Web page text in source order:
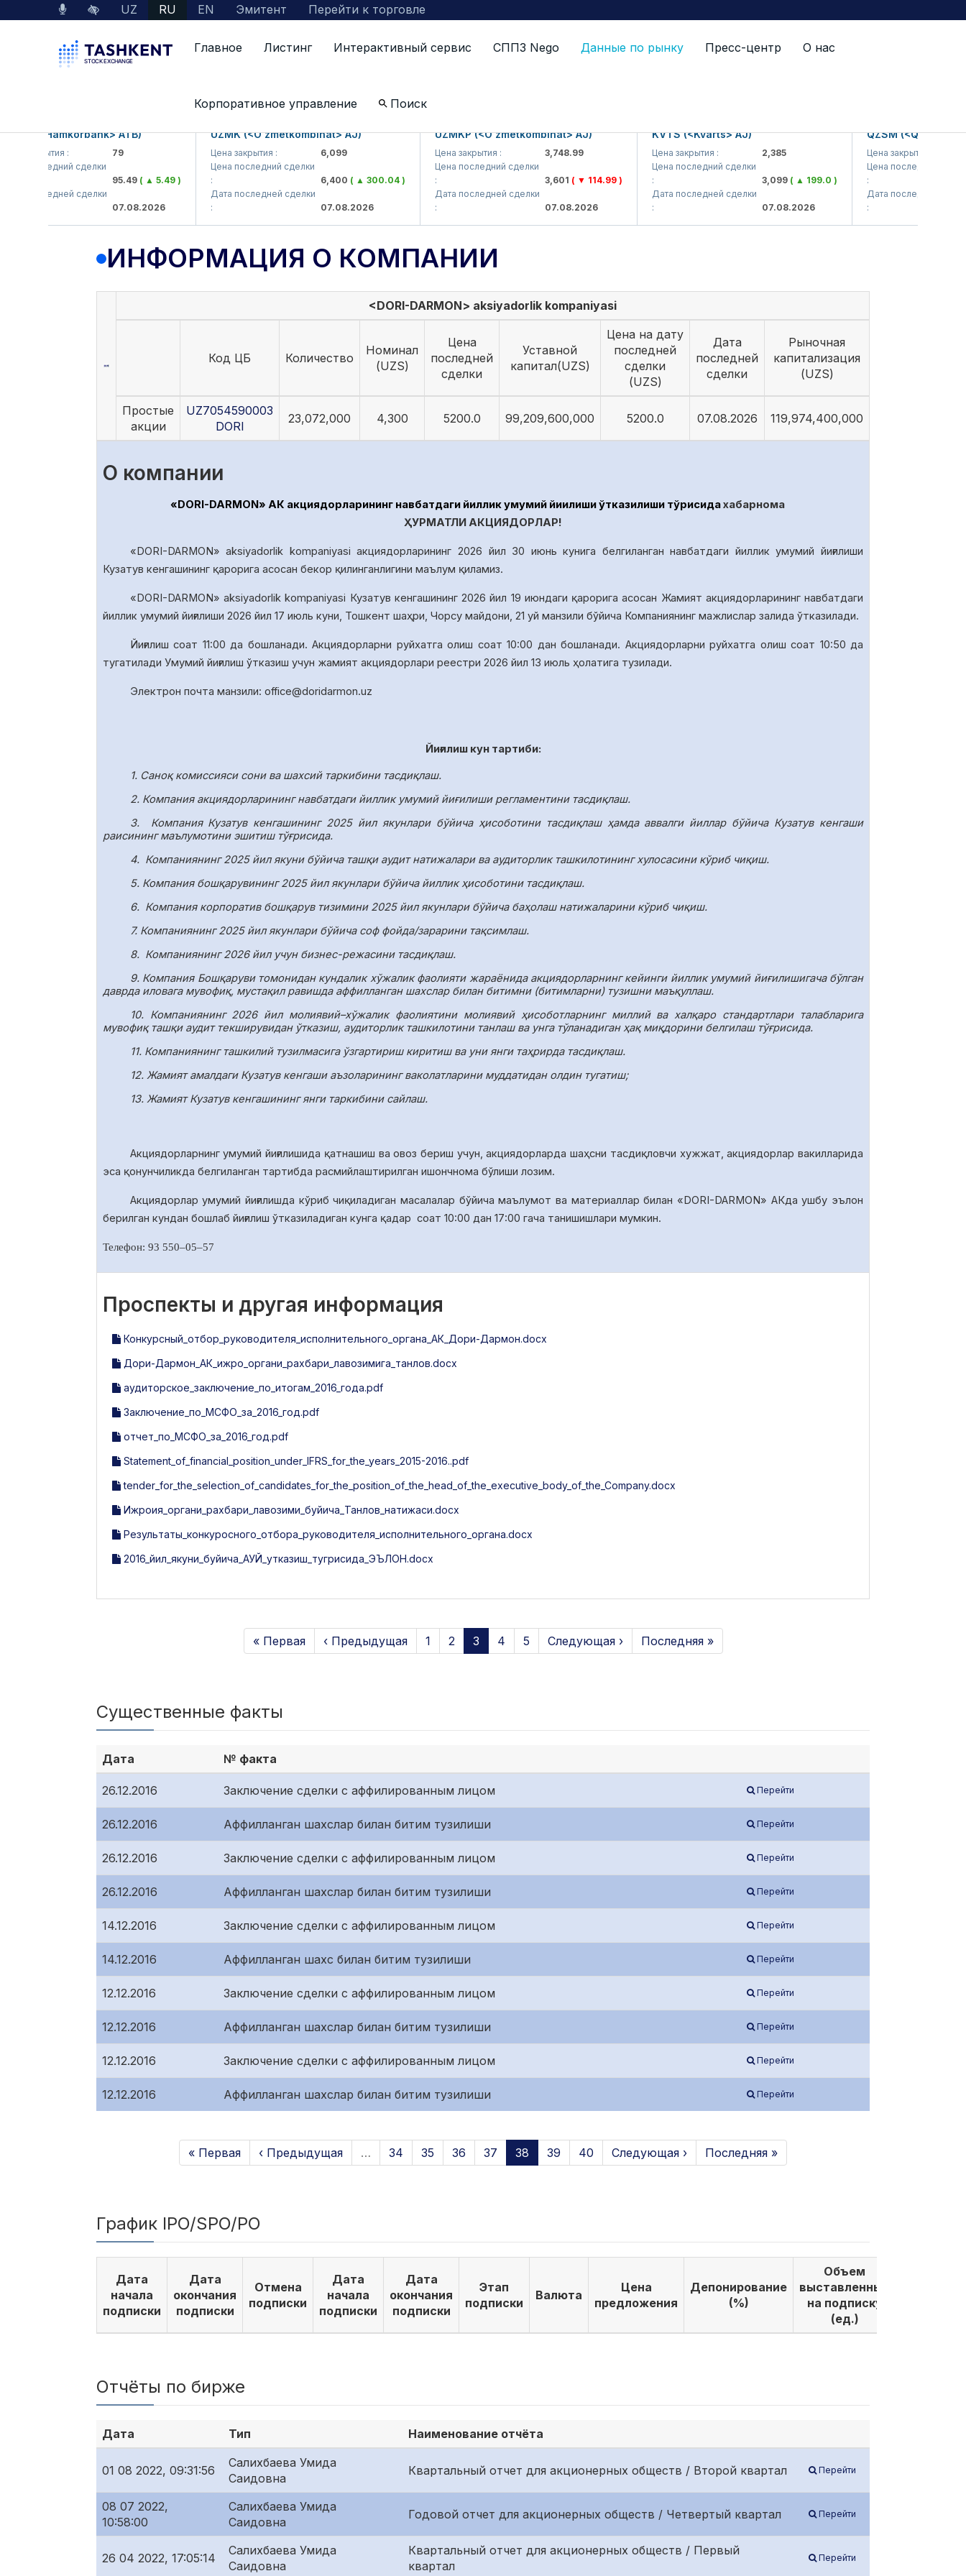
UZ RU EN Эмитент Перейти к торговле
Главное Листинг Интерактивный сервис СППЗ Nego Данные по рынку Пресс-центр О нас
Корпоративное управление Поиск
Информация о компании
(<Hamkorbank> ATB)
закрытия :
последний сделки
95.49( ▲ 5.49 )
последней сделки
07.08.2026
UZMK (<O'zmetkombinat> AJ)
Цена закрытия :
6,099
Цена последний сделки
6,400( ▲ 300.04 )
Дата последней сделки
07.08.2026
UZMKP (<O'zmetkombinat> AJ)
Цена закрытия :
3,748.99
Цена последний сделки
3,601( ▼ 114.99 )
Дата последней сделки
07.08.2026
KVTS (<Kvarts> AJ)
Цена закрытия :
2,385
Цена последний сделки
3,099( ▲ 199.0 )
Дата последней сделки
07.08.2026
QZSM
Цена закрытия :
Цена последний сделки
Дата последней сделки
ИНФОРМАЦИЯ О КОМПАНИИ
<DORI-DARMON> aksiyadorlik kompaniyasi
Код ЦБ Количество
Номинал
(UZS)
Цена
последней
сделки
Уставной
капитал(UZS)
Цена на дату
последней
сделки
(UZS)
Дата
последней
сделки
Рыночная
капитализация
(UZS)
Простые
акции
UZ7054590003
DORI
23,072,000 4,300 5200.0 99,209,600,000 5200.0 07.08.2026 119,974,400,000
О компании
«DORI-DARMON» АК акциядорларининг навбатдаги йиллик умумий йиғилиши ўтказилиши тўғрисидахабарнома
ҲУРМАТЛИ АКЦИЯДОРЛАР!
«DORI-DARMON» aksiyadorlik kompaniyasi акциядорларининг 2026 йил 30 июнь кунига белгиланган навбатдаги йиллик умумий йиғилиши
Кузатув кенгашининг қарорига асосан бекор қилинганлигини маълум қиламиз.
«DORI-DARMON» aksiyadorlik kompaniyasi Кузатув кенгашининг 2026 йил 19 июндаги қарорига асосан Жамият акциядорларининг навбатдаги
йиллик умумий йиғилиши 2026 йил 17 июль куни, Тошкент шаҳри, Чорсу майдони, 21 уй манзили бўйича Компаниянинг мажлислар залида ўтказилади.
Йиғилиш соат 11:00 да бошланади. Акциядорларни руйхатга олиш соат10:00 дан бошланади. Акциядорларни руйхатга олиш соат 10:50да
тугатилади Умумий йиғилиш ўтказиш учун жамият акциядорлари реестри 2026 йил 13 июль ҳолатига тузилади.
Электрон почта манзили: office@doridarmon.uz
Йиғилиш кун тартиби:
1. Саноқ комиссияси сони ва шахсий таркибини тасдиқлаш.
2. Компания акциядорларининг навбатдаги йиллик умумий йиғилиши регламентини тасдиқлаш.
3.
Компания Кузатув кенгашининг 2025 йил якунлари бўйича ҳисоботини тасдиқлаш ҳамда аввалги йиллар бўйича Кузатув кенгаши
раисининг маълумотини эшитиш тўғрисида.
4. Компаниянинг 2025 йил якуни бўйича ташқи аудит натижалари ва аудиторлик ташкилотининг хулосасини кўриб чиқиш.
5. Компания бошқарувининг 2025 йил якунлари бўйича йиллик ҳисоботини тасдиқлаш.
6. Компания корпоратив бошқарув тизимини 2025 йил якунлари бўйича баҳолаш натижаларини кўриб чиқиш.
7. Компаниянинг 2025 йил якунлари бўйича соф фойда/зарарини тақсимлаш.
8. Компаниянинг 2026 йил учун бизнес-режасини тасдиқлаш.
9. Компания Бошқаруви томонидан кундалик хўжалик фаолияти жараёнида акциядорларнинг кейинги йиллик умумий йиғилишигача бўлган
даврда иловага мувофиқ, мустақил равишда аффилланган шахслар билан битимни (битимларни) тузишни маъқуллаш.
10. Компаниянинг 2026 йил молиявий–хўжалик фаолиятини молиявий ҳисоботларнинг миллий ва халқаро стандартлари талабларига
мувофиқ ташқи аудит текширувидан ўтказиш, аудиторлик ташкилотини танлаш ва унга тўланадиган ҳақ миқдорини белгилаш тўғрисида.
11. Компаниянинг ташкилий тузилмасига ўзгартириш киритиш ва уни янги таҳрирда тасдиқлаш.
12. Жамият амалдаги Кузатув кенгаши аъзоларининг ваколатларини муддатидан олдин тугатиш;
13. Жамият Кузатув кенгашининг янги таркибини сайлаш.
Акциядорларнинг умумий йиғилишида қатнашиш ва овоз бериш учун, акциядорларда шаҳсни тасдиқловчи хужжат, акциядорлар вакилларида
эса қонунчиликда белгиланган тартибда расмийлаштирилган ишончнома бўлиши лозим.
Акциядорлар умумий йиғилишда кўриб чиқиладиган масалалар бўйичамаълумот ва материаллар билан «DORI-DARMON» АКда ушбу эълон
берилган кундан бошлаб йиғилиш ўтказиладиган кунга қадар соат 10:00 дан 17:00 гача танишишлари мумкин.
Телефон: 93 550–05–57
Проспекты и другая информация
Конкурсный_отбор_руководителя_исполнительного_органа_АК_Дори-Дармон.docx
Дори-Дармон_АК_ижро_органи_рахбари_лавозимига_танлов.docx
аудиторское_заключение_по_итогам_2016_года.pdf
Заключение_по_МСФО_за_2016_год.pdf
отчет_по_МСФО_за_2016_год.pdf
Statement_of_financial_position_under_IFRS_for_the_years_2015-2016..pdf
tender_for_the_selection_of_candidates_for_the_position_of_the_head_of_the_executive_body_of_the_Company.docx
Ижроия_органи_рахбари_лавозими_буйича_Танлов_натижаси.docx
Результаты_конкуросного_отбора_руководителя_исполнительного_органа.docx
2016_йил_якуни_буйича_АУЙ_утказиш_тугрисида_ЭЪЛОН.docx
« Первая ‹ Предыдущая 1 2 3 4 5 Следующая › Последняя »
Существенные факты
Дата № факта
26.12.2016 Заключение сделки с аффилированным лицом Перейти
26.12.2016 Аффилланган шахслар билан битим тузилиши Перейти
26.12.2016 Заключение сделки с аффилированным лицом Перейти
26.12.2016 Аффилланган шахслар билан битим тузилиши Перейти
14.12.2016 Заключение сделки с аффилированным лицом Перейти
14.12.2016 Аффилланган шахс билан битим тузилиши Перейти
12.12.2016 Заключение сделки с аффилированным лицом Перейти
12.12.2016 Аффилланган шахслар билан битим тузилиши Перейти
12.12.2016 Заключение сделки с аффилированным лицом Перейти
12.12.2016 Аффилланган шахслар билан битим тузилиши Перейти
« Первая ‹ Предыдущая … 34 35 36 37 38 39 40 Следующая › Последняя »
График IPO/SPO/PO
Дата
начала
подписки
Дата
окончания
подписки
Отмена
подписки
Дата
начала
подписки
Дата
окончания
подписки
Этап
подписки
Валюта
Цена
предложения
Депонирование
(%)
Объем
выставленных
на подписку
(ед.)
Отчёты по бирже
Дата Тип Наименование отчёта
01 08 2022, 09:31:56
Салихбаева Умида
Саидовна
Квартальный отчет для акционерных обществ / Второй квартал Перейти
08 07 2022,
10:58:00
Салихбаева Умида
Саидовна
Годовой отчет для акционерных обществ / Четвертый квартал Перейти
26 04 2022, 17:05:14
Салихбаева Умида
Саидовна
Квартальный отчет для акционерных обществ / Первый
квартал
Перейти